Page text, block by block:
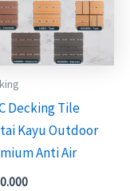
Decking Tile
Kayu Outdoor
Anti Air